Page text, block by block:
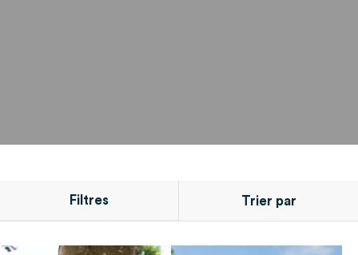
Filtres
CONDITIONNEMENT
Trier par